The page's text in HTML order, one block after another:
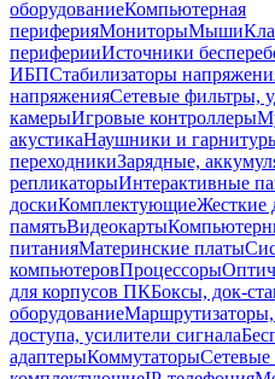
оборудованиеКомпьютерная
периферияМониторыМыши
периферииИсточники
ИБПСтабилизаторы
напряженияСетевые фильтры,
камерыИгровые контроллеры
акустикаНаушники и
переходникиЗарядные,
репликаторыИнтерактивные
доскиКомплектующиеЖесткие
памятьВидеокарты
питанияМатеринские платы
компьютеровПроцессоры
для корпусов ПКБоксы, док-
оборудование
доступа, усилители сигнала
адаптерыКоммутаторыСетевые